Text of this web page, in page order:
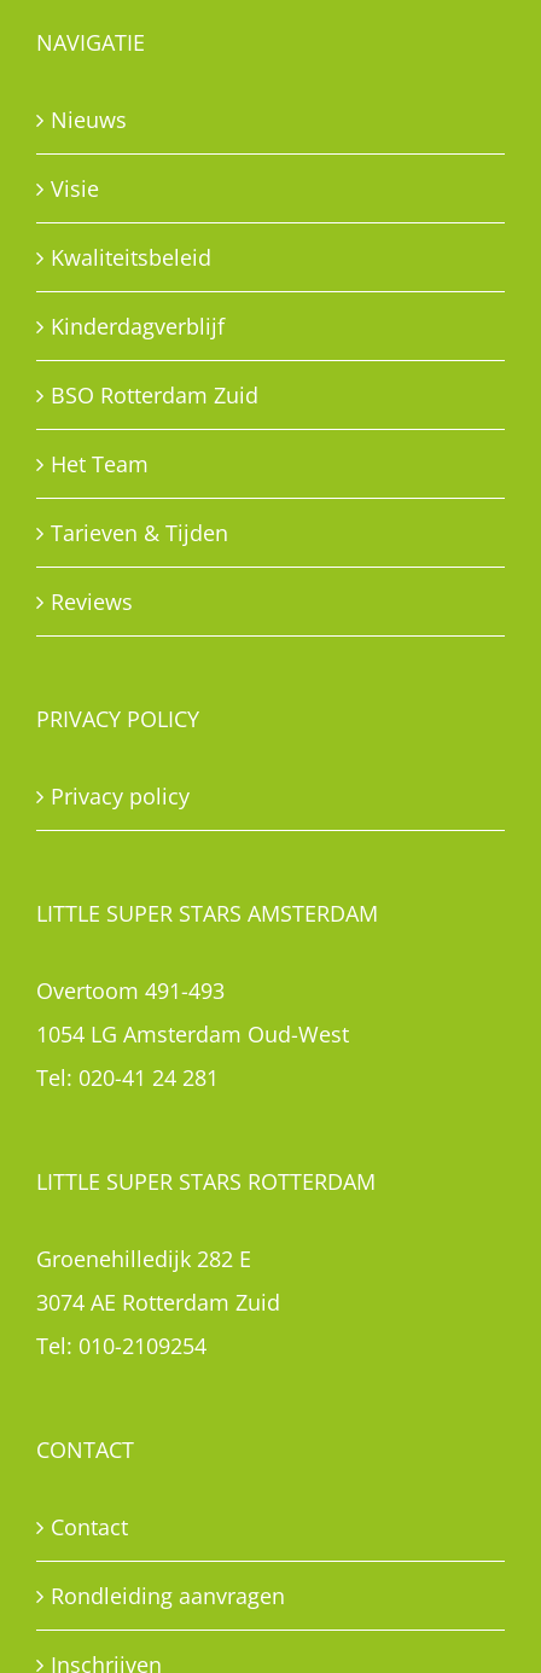
NAVIGATIE
Nieuws
Visie
Kwaliteitsbeleid
Kinderdagverblijf
BSO Rotterdam Zuid
Het Team
Tarieven & Tijden
Reviews
PRIVACY POLICY
Privacy policy
LITTLE SUPER STARS AMSTERDAM
Overtoom 491-493
1054 LG Amsterdam Oud-West
Tel: 020-41 24 281
LITTLE SUPER STARS ROTTERDAM
Groenehilledijk 282 E
3074 AE Rotterdam Zuid
Tel: 010-2109254
CONTACT
Contact
Rondleiding aanvragen
Inschrijven